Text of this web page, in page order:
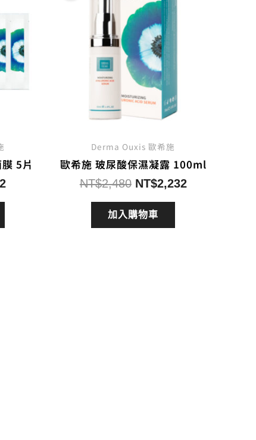
5片
Derma Ouxis 歐希施
歐希施 玻尿酸保濕凝露 100ml
NT$2,480 原
價
格：
NT$2,232目
加入購物車